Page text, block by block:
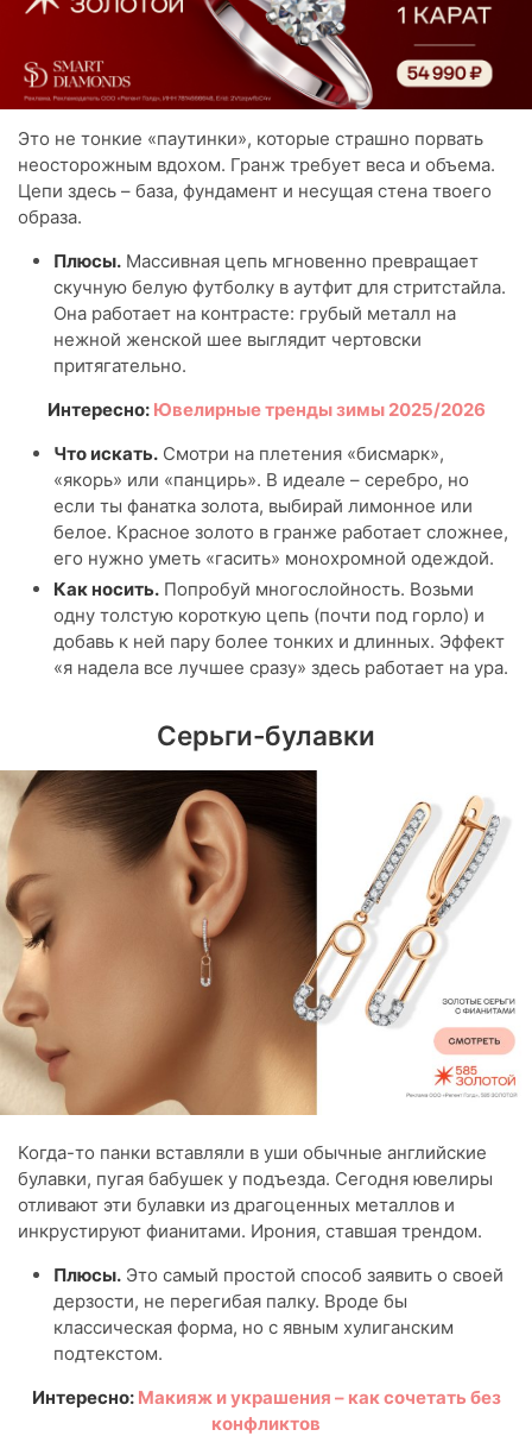
Это не тонкие «паутинки», которые страшно порвать
неосторожным вдохом. Гранж требует веса и объема.
Цепи здесь – база, фундамент и несущая стена твоего
образа.
Плюсы. Массивная цепь мгновенно превращает
скучную белую футболку в аутфит для стритстайла.
Она работает на контрасте: грубый металл на
нежной женской шее выглядит чертовски
притягательно.
Интересно: Ювелирные тренды зимы 2025/2026
Что искать. Смотри на плетения «бисмарк»,
«якорь» или «панцирь». В идеале – серебро, но
если ты фанатка золота, выбирай лимонное или
белое. Красное золото в гранже работает сложнее,
его нужно уметь «гасить» монохромной одеждой.
Как носить. Попробуй многослойность. Возьми
одну толстую короткую цепь (почти под горло) и
добавь к ней пару более тонких и длинных. Эффект
«я надела все лучшее сразу» здесь работает на ура.
Серьги-булавки
Когда-то панки вставляли в уши обычные английские
булавки, пугая бабушек у подъезда. Сегодня ювелиры
отливают эти булавки из драгоценных металлов и
инкрустируют фианитами. Ирония, ставшая трендом.
Плюсы. Это самый простой способ заявить о своей
дерзости, не перегибая палку. Вроде бы
классическая форма, но с явным хулиганским
подтекстом.
Интересно: Макияж и украшения – как сочетать без
конфликтов